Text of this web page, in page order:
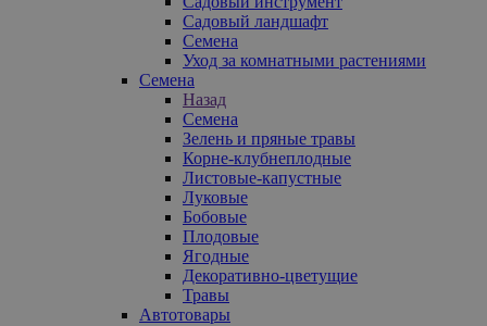
Садовый ландшафт
Семена
Уход за комнатными растениями
Семена
Назад
Семена
Зелень и пряные травы
Корне-клубнеплодные
Листовые-капустные
Луковые
Бобовые
Плодовые
Ягодные
Декоративно-цветущие
Травы
Автотовары